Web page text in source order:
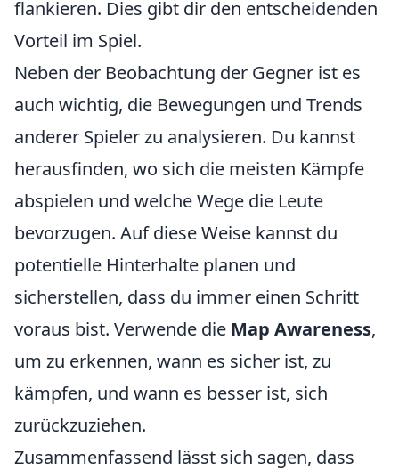
flankieren. Dies gibt dir den entscheidenden
Vorteil im Spiel.
Neben der Beobachtung der Gegner ist es
auch wichtig, die Bewegungen und Trends
anderer Spieler zu analysieren. Du kannst
herausfinden, wo sich die meisten Kämpfe
abspielen und welche Wege die Leute
bevorzugen. Auf diese Weise kannst du
potentielle Hinterhalte planen und
sicherstellen, dass du immer einen Schritt
voraus bist. Verwende die Map Awareness,
um zu erkennen, wann es sicher ist, zu
kämpfen, und wann es besser ist, sich
zurückzuziehen.
Zusammenfassend lässt sich sagen, dass